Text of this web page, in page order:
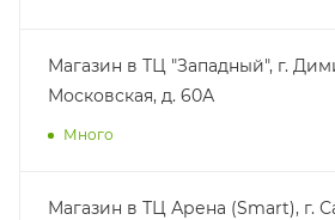
Магазин в ТЦ "Западный", г.
Московская, д. 60А
Много
Магазин в ТЦ Арена (Smart), г.